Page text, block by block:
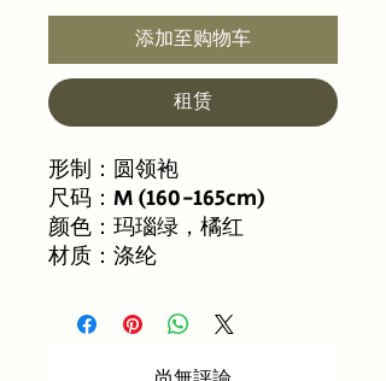
添加至购物车
租赁
形制：圆领袍
尺码：M (160-165cm)
颜色：玛瑙绿，橘红
材质：涤纶